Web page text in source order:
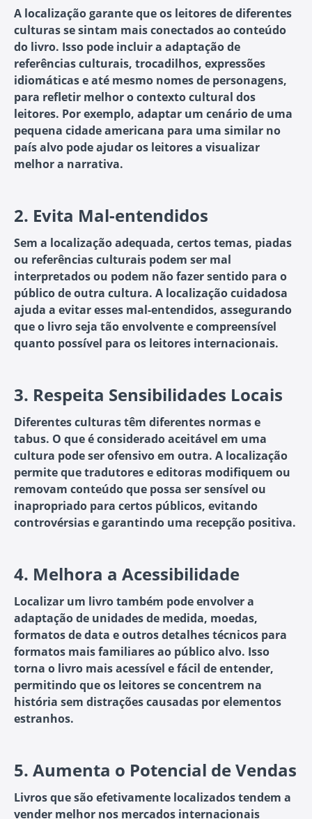
A localização garante que os leitores de diferentes
culturas se sintam mais conectados ao conteúdo
do livro. Isso pode incluir a adaptação de
referências culturais, trocadilhos, expressões
idiomáticas e até mesmo nomes de personagens,
para refletir melhor o contexto cultural dos
leitores. Por exemplo, adaptar um cenário de uma
pequena cidade americana para uma similar no
país alvo pode ajudar os leitores a visualizar
melhor a narrativa.
2. Evita Mal-entendidos
Sem a localização adequada, certos temas, piadas
ou referências culturais podem ser mal
interpretados ou podem não fazer sentido para o
público de outra cultura. A localização cuidadosa
ajuda a evitar esses mal-entendidos, assegurando
que o livro seja tão envolvente e compreensível
quanto possível para os leitores internacionais.
3. Respeita Sensibilidades Locais
Diferentes culturas têm diferentes normas e
tabus. O que é considerado aceitável em uma
cultura pode ser ofensivo em outra. A localização
permite que tradutores e editoras modifiquem ou
removam conteúdo que possa ser sensível ou
inapropriado para certos públicos, evitando
controvérsias e garantindo uma recepção positiva.
4. Melhora a Acessibilidade
Localizar um livro também pode envolver a
adaptação de unidades de medida, moedas,
formatos de data e outros detalhes técnicos para
formatos mais familiares ao público alvo. Isso
torna o livro mais acessível e fácil de entender,
permitindo que os leitores se concentrem na
história sem distrações causadas por elementos
estranhos.
5. Aumenta o Potencial de Vendas
Livros que são efetivamente localizados tendem a
vender melhor nos mercados internacionais